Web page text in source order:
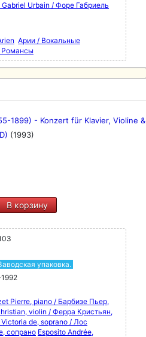
Gabriel Urbain / Форе Габриель
Арии / Вокальные
Романсы
1899) - Konzert für Klavier, Violine &
(1993)
В корзину
упаковка.
Pierre, piano / Барбизе Пьер,
violin / Ферра Кристьян,
de, soprano / Лос
сопрано Esposito Andrée,